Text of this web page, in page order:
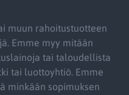
muun rahoitustuotteen
Emme myy mitään
tai taloudellista
tai luottoyhtiö. Emme
minkään sopimuksen